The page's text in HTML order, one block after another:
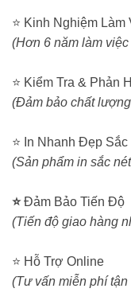
⭐ Kinh Nghiệm Làm
(Hơn 6 năm làm
⭐ Kiểm Tra & Phản
(Đảm bảo chất
⭐ In Nhanh Đẹp Sắc
(Sản phẩm in sắc
⭐Đảm Bảo Tiến Độ
(Tiến độ giao hàng
⭐ Hỗ Trợ Online
(Tư vấn miễn phí